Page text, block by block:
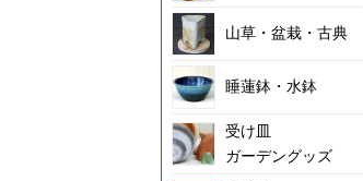
山草・盆栽・古典
睡蓮鉢・水鉢
受け皿
ガーデングッズ